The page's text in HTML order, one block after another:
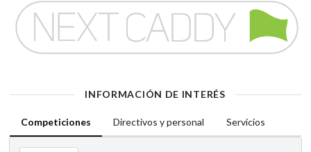
INFORMACIÓN DE INTERÉS
Competiciones Directivos y personal Servicios